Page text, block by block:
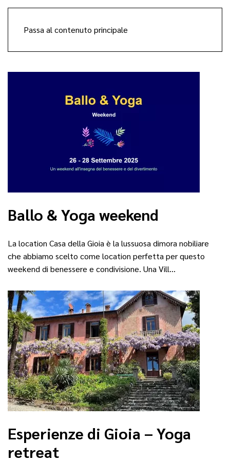
Passa al contenuto principale
Ballo & Yoga weekend
La location Casa della Gioia è la lussuosa dimora nobiliare
che abbiamo scelto come location perfetta per questo
weekend di benessere e condivisione. Una Vill…
Esperienze di Gioia – Yoga
retreat